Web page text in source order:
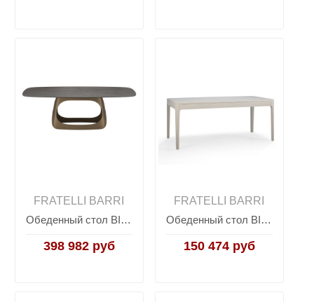
FRATELLI BARRI
Обеденный стол BITTI, FRATELLI BARRI
398 982 руб
FRATELLI BARRI
Обеденный стол BIANCA, FRATELLI BARRI
150 474 руб